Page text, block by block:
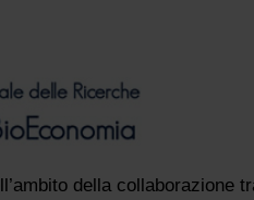
della collaborazione